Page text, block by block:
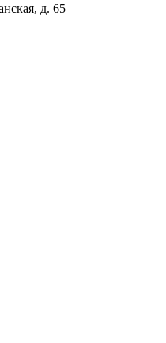
д. 65